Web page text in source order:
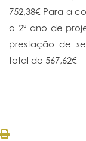
752,38€ Para a
o 2º ano de
prestação de
total de 567,62€